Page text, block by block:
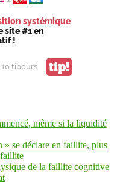
systémique
site #1 en
!
10 tipeurs tip!
même si la liquidité
se déclare en faillite, plus
de la faillite cognitive